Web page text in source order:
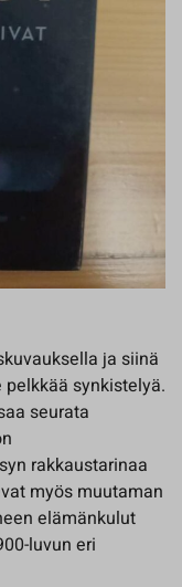
ja siinä
synkistelyä.
seurata
rakkaustarinaa
myös muutaman
elämänkulut
luvun eri